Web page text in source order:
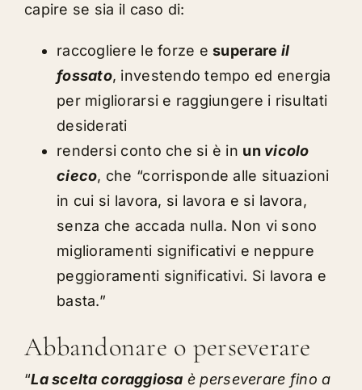
capire se sia il caso di:
raccogliere le forze esuperare il
fossato, investendo tempo ed energia
per migliorarsi e raggiungere i risultati
desiderati
rendersi conto che si è in un vicolo
cieco, che “corrisponde alle situazioni
in cui si lavora, si lavora e si lavora,
senza che accada nulla. Non vi sono
miglioramenti significativi e neppure
peggioramenti significativi. Si lavora e
basta.”
Abbandonare o perseverare
“La scelta coraggiosa è perseverare fino a